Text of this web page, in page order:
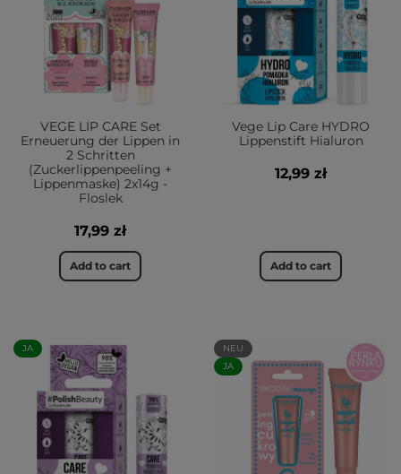
VEGE LIP CARE Set
Erneuerung der Lippen in
2 Schritten
(Zuckerlippenpeeling +
Lippenmaske) 2x14g -
Floslek
17,99 zł
Add to cart
Vege Lip Care HYDRO
Lippenstift Hialuron
12,99 zł
Add to cart
JA
NEU
JA